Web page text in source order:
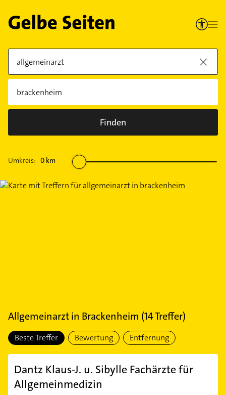
Finden
Umkreis: 0 km
Allgemeinarztin Brackenheim (14Treffer)
Beste Treffer Bewertung Entfernung
Dantz Klaus-J. u. Sibylle Fachärzte für
Allgemeinmedizin